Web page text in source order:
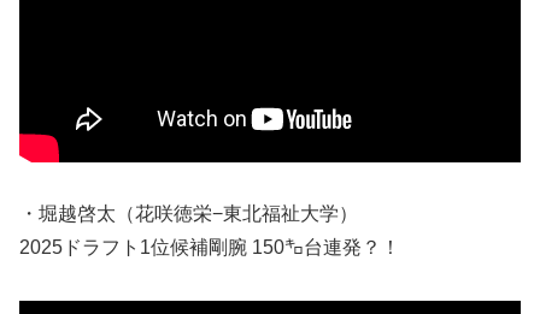
・堀越啓太（花咲徳栄−東北福祉大学）
2025ドラフト1位候補剛腕 150㌔台連発？！